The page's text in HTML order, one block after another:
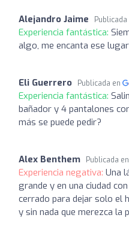
Alejandro Jaime Publicada
Experiencia fantástica:
algo, me encanta ese
Eli Guerrero Publicada en
Experiencia fantástica:
bañador y 4 pantalones
más se puede pedir?
Alex Benthem Publicada en
Experiencia negativa: Una
grande y en una ciudad
cerrado para dejar solo el
y sin nada que merezca la